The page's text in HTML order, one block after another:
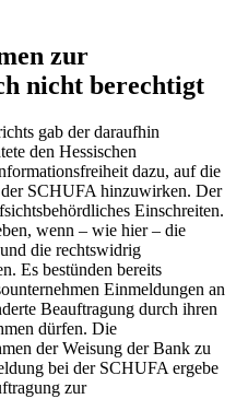
zur
nicht berechtigt
gab der daraufhin
den Hessischen
dazu, auf die
SCHUFA hinzuwirken. Der
Einschreiten.
wenn – wie hier – die
die rechtswidrig
Es bestünden bereits
Einmeldungen an
Beauftragung durch ihren
dürfen. Die
der Weisung der Bank zu
bei der SCHUFA ergebe
zur